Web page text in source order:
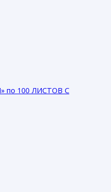
по 100 ЛИСТОВ С